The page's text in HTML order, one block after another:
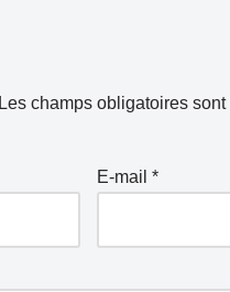
Les champs obligatoires
E-mail*